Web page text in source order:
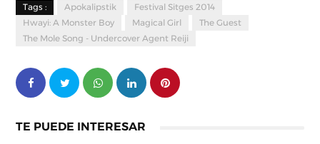
Tags : Apokalipstik
Festival Sitges 2014
Hwayi: A Monster Boy
Magical Girl
The Guest
The Mole Song - Undercover Agent Reiji
TE PUEDE INTERESAR